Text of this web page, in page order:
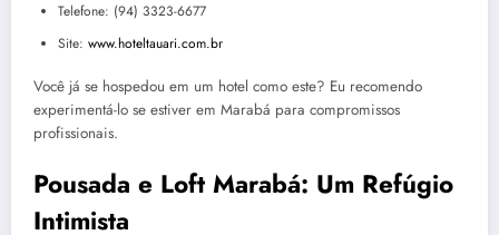
Telefone: (94) 3323-6677
Site: www.hoteltauari.com.br
Você já se hospedou em um hotel como este? Eu recomendo
experimentá-lo se estiver em Marabá para compromissos
profissionais.
Pousada e Loft Marabá: Um Refúgio
Intimista